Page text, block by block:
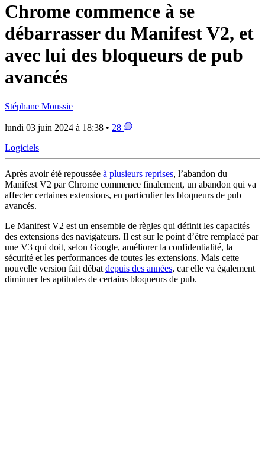
Chrome commence à se
débarrasser du Manifest V2, et
avec lui des bloqueurs de pub
avancés
Stéphane Moussie
lundi 03 juin 2024 à 18:38 • 28
Logiciels
Après avoir été repoussée à plusieurs reprises, l’abandon du
Manifest V2 par Chrome commence finalement, un abandon qui va
affecter certaines extensions, en particulier les bloqueurs de pub
avancés.
Le Manifest V2 est un ensemble de règles qui définit les capacités
des extensions des navigateurs. Il est sur le point d’être remplacé par
une V3 qui doit, selon Google, améliorer la confidentialité, la
sécurité et les performances de toutes les extensions. Mais cette
nouvelle version fait débat depuis des années, car elle va également
diminuer les aptitudes de certains bloqueurs de pub.